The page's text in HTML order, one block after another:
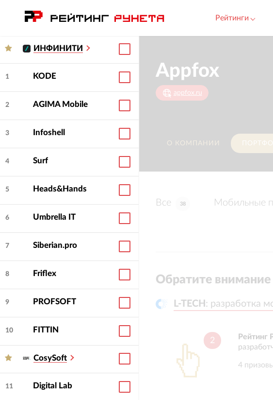
Рейтинги
ИНФИНИТИ
1 KODE
2 AGIMA Mobile
3 Infoshell
4 Surf
5 Heads&Hands
6 Umbrella IT
7 Siberian.pro
8 Friflex
9 PROFSOFT
10 FITTIN
CosySoft
11 Digital Lab
Appfox
appfox.ru
О КОМПАНИИ
Все 38 Мобильные
Обратите внимание
L-TECH : разработка
L-TECH : разработка
2 Рейтинг
4